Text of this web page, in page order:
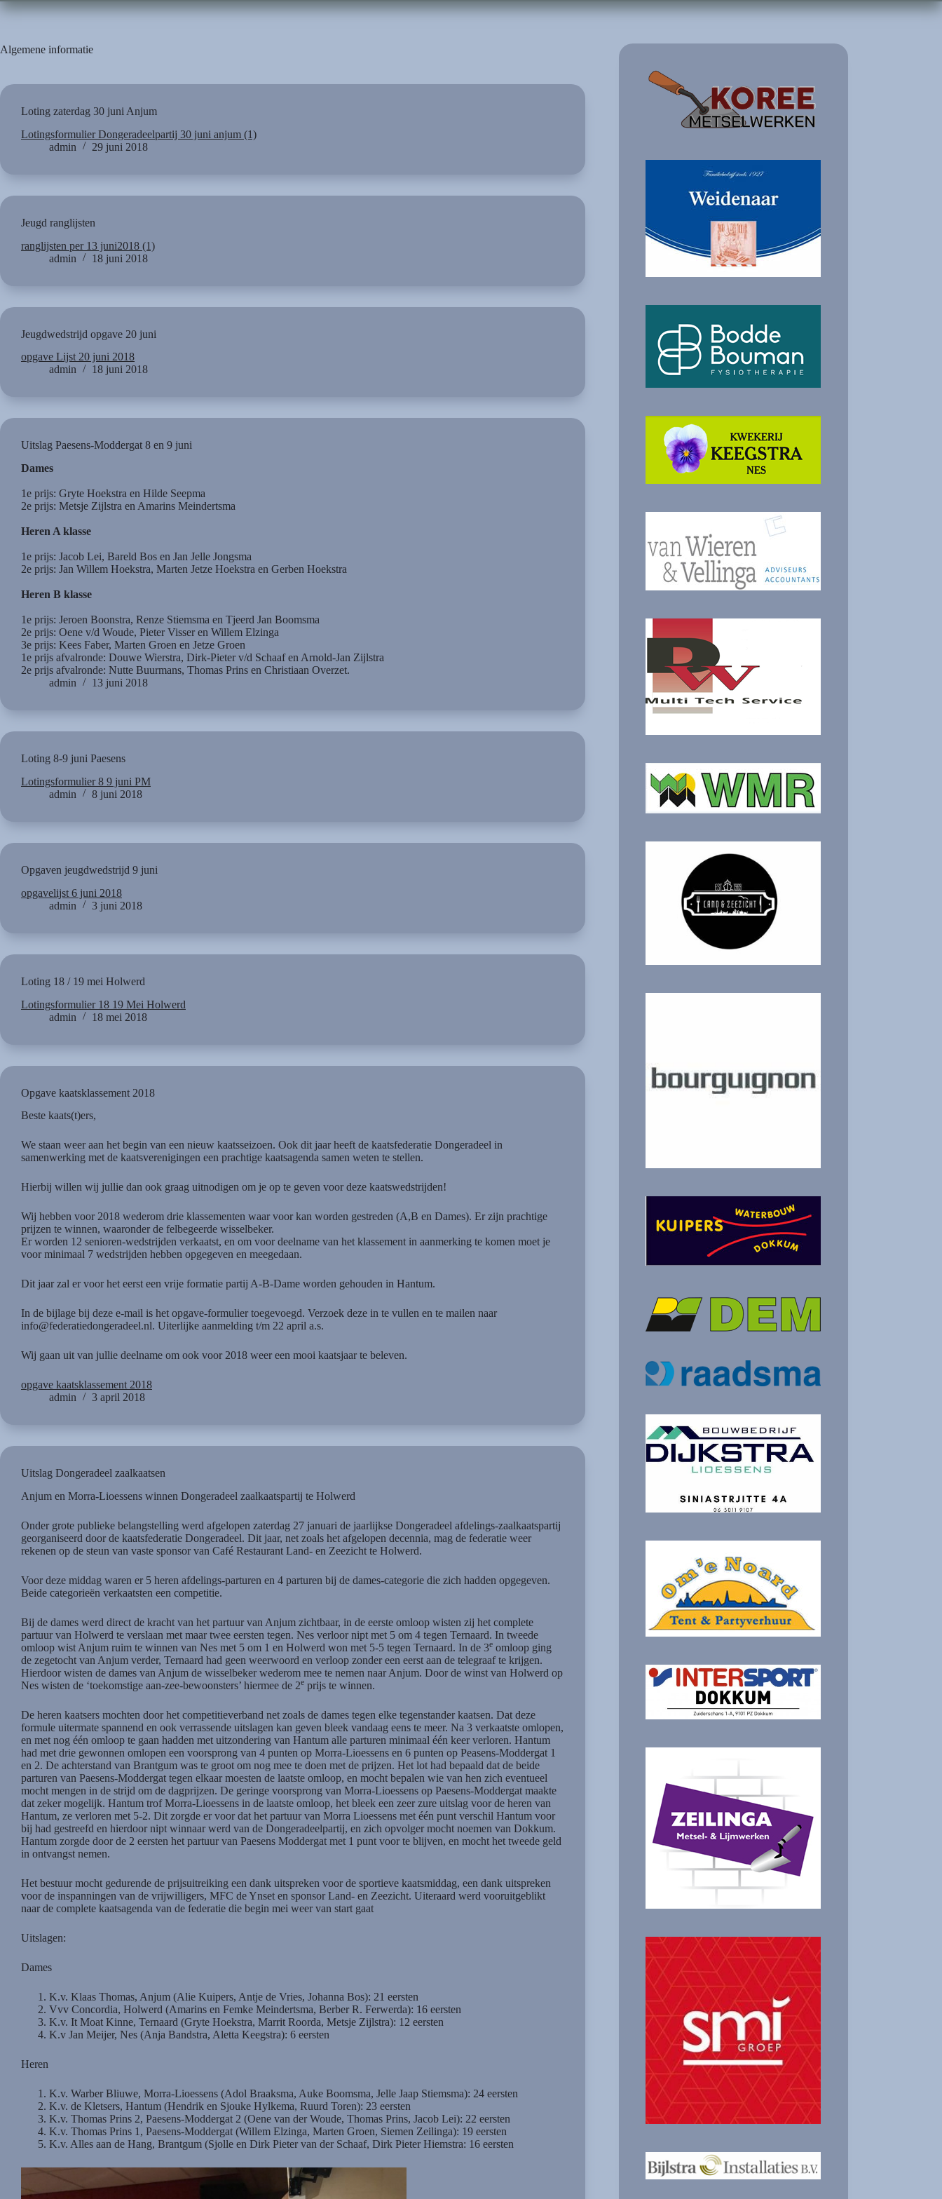
Algemene informatie
Loting zaterdag 30 juni Anjum
Lotingsformulier Dongeradeelpartij 30 juni anjum (1)
admin
29 juni 2018
Jeugd ranglijsten
ranglijsten per 13 juni2018 (1)
admin
18 juni 2018
Jeugdwedstrijd opgave 20 juni
opgave Lijst 20 juni 2018
admin
18 juni 2018
Uitslag Paesens-Moddergat 8 en 9 juni
Dames
1e prijs: Gryte Hoekstra en Hilde Seepma
2e prijs: Metsje Zijlstra en Amarins Meindertsma
Heren A klasse
1e prijs: Jacob Lei, Bareld Bos en Jan Jelle Jongsma
2e prijs: Jan Willem Hoekstra, Marten Jetze Hoekstra en Gerben Hoekstra
Heren B klasse
1e prijs: Jeroen Boonstra, Renze Stiemsma en Tjeerd Jan Boomsma
2e prijs: Oene v/d Woude, Pieter Visser en Willem Elzinga
3e prijs: Kees Faber, Marten Groen en Jetze Groen
1e prijs afvalronde: Douwe Wierstra, Dirk-Pieter v/d Schaaf en Arnold-Jan Zijlstra
2e prijs afvalronde: Nutte Buurmans, Thomas Prins en Christiaan Overzet.
admin
13 juni 2018
Loting 8-9 juni Paesens
Lotingsformulier 8 9 juni PM
admin
8 juni 2018
Opgaven jeugdwedstrijd 9 juni
opgavelijst 6 juni 2018
admin
3 juni 2018
Loting 18 / 19 mei Holwerd
Lotingsformulier 18 19 Mei Holwerd
admin
18 mei 2018
Opgave kaatsklassement 2018
Beste kaats(t)ers,
We staan weer aan het begin van een nieuw kaatsseizoen. Ook dit jaar heeft de kaatsfederatie Dongeradeel in
samenwerking met de kaatsverenigingen een prachtige kaatsagenda samen weten te stellen.
Hierbij willen wij jullie dan ook graag uitnodigen om je op te geven voor deze kaatswedstrijden!
Wij hebben voor 2018 wederom drie klassementen waar voor kan worden gestreden (A,B en Dames). Er zijn prachtige
prijzen te winnen, waaronder de felbegeerde wisselbeker.
Er worden 12 senioren-wedstrijden verkaatst, en om voor deelname van het klassement in aanmerking te komen moet je
voor minimaal 7 wedstrijden hebben opgegeven en meegedaan.
Dit jaar zal er voor het eerst een vrije formatie partij A-B-Dame worden gehouden in Hantum.
In de bijlage bij deze e-mail is het opgave-formulier toegevoegd. Verzoek deze in te vullen en te mailen naar
info@federatiedongeradeel.nl. Uiterlijke aanmelding t/m 22 april a.s.
Wij gaan uit van jullie deelname om ook voor 2018 weer een mooi kaatsjaar te beleven.
opgave kaatsklassement 2018
admin
3 april 2018
Uitslag Dongeradeel zaalkaatsen
Anjum en Morra-Lioessens winnen Dongeradeel zaalkaatspartij te Holwerd
Onder grote publieke belangstelling werd afgelopen zaterdag 27 januari de jaarlijkse Dongeradeel afdelings-zaalkaatspartij
georganiseerd door de kaatsfederatie Dongeradeel. Dit jaar, net zoals het afgelopen decennia, mag de federatie weer
rekenen op de steun van vaste sponsor van Café Restaurant Land- en Zeezicht te Holwerd.
Voor deze middag waren er 5 heren afdelings-parturen en 4 parturen bij de dames-categorie die zich hadden opgegeven.
Beide categorieën verkaatsten een competitie.
Bij de dames werd direct de kracht van het partuur van Anjum zichtbaar, in de eerste omloop wisten zij het complete
partuur van Holwerd te verslaan met maar twee eersten tegen. Nes verloor nipt met 5 om 4 tegen Ternaard. In tweede
omloop wist Anjum ruim te winnen van Nes met 5 om 1 en Holwerd won met 5-5 tegen Ternaard. In de 3e omloop ging
de zegetocht van Anjum verder, Ternaard had geen weerwoord en verloop zonder een eerst aan de telegraaf te krijgen.
Hierdoor wisten de dames van Anjum de wisselbeker wederom mee te nemen naar Anjum. Door de winst van Holwerd op
Nes wisten de ‘toekomstige aan-zee-bewoonsters’ hiermee de 2e prijs te winnen.
De heren kaatsers mochten door het competitieverband net zoals de dames tegen elke tegenstander kaatsen. Dat deze
formule uitermate spannend en ook verrassende uitslagen kan geven bleek vandaag eens te meer. Na 3 verkaatste omlopen,
en met nog één omloop te gaan hadden met uitzondering van Hantum alle parturen minimaal één keer verloren. Hantum
had met drie gewonnen omlopen een voorsprong van 4 punten op Morra-Lioessens en 6 punten op Peasens-Moddergat 1
en 2. De achterstand van Brantgum was te groot om nog mee te doen met de prijzen. Het lot had bepaald dat de beide
parturen van Paesens-Moddergat tegen elkaar moesten de laatste omloop, en mocht bepalen wie van hen zich eventueel
mocht mengen in de strijd om de dagprijzen. De geringe voorsprong van Morra-Lioessens op Paesens-Moddergat maakte
dat zeker mogelijk. Hantum trof Morra-Lioessens in de laatste omloop, het bleek een zeer zure uitslag voor de heren van
Hantum, ze verloren met 5-2. Dit zorgde er voor dat het partuur van Morra Lioessens met één punt verschil Hantum voor
bij had gestreefd en hierdoor nipt winnaar werd van de Dongeradeelpartij, en zich opvolger mocht noemen van Dokkum.
Hantum zorgde door de 2 eersten het partuur van Paesens Moddergat met 1 punt voor te blijven, en mocht het tweede geld
in ontvangst nemen.
Het bestuur mocht gedurende de prijsuitreiking een dank uitspreken voor de sportieve kaatsmiddag, een dank uitspreken
voor de inspanningen van de vrijwilligers, MFC de Ynset en sponsor Land- en Zeezicht. Uiteraard werd vooruitgeblikt
naar de complete kaatsagenda van de federatie die begin mei weer van start gaat
Uitslagen:
Dames
K.v. Klaas Thomas, Anjum (Alie Kuipers, Antje de Vries, Johanna Bos): 21 eersten
Vvv Concordia, Holwerd (Amarins en Femke Meindertsma, Berber R. Ferwerda): 16 eersten
K.v. It Moat Kinne, Ternaard (Gryte Hoekstra, Marrit Roorda, Metsje Zijlstra): 12 eersten
K.v Jan Meijer, Nes (Anja Bandstra, Aletta Keegstra): 6 eersten
Heren
K.v. Warber Bliuwe, Morra-Lioessens (Adol Braaksma, Auke Boomsma, Jelle Jaap Stiemsma): 24 eersten
K.v. de Kletsers, Hantum (Hendrik en Sjouke Hylkema, Ruurd Toren): 23 eersten
K.v. Thomas Prins 2, Paesens-Moddergat 2 (Oene van der Woude, Thomas Prins, Jacob Lei): 22 eersten
K.v. Thomas Prins 1, Paesens-Moddergat (Willem Elzinga, Marten Groen, Siemen Zeilinga): 19 eersten
K.v. Alles aan de Hang, Brantgum (Sjolle en Dirk Pieter van der Schaaf, Dirk Pieter Hiemstra: 16 eersten